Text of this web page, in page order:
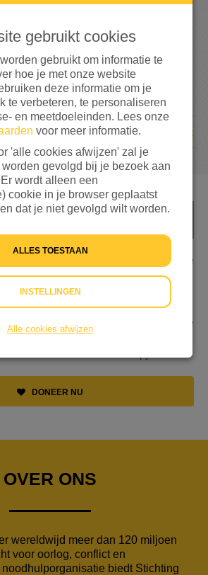
18
dit jaar meedoen aan de nacht van de
ging deze niet door. Nu maken
Samen maken wij
verkopen voor €7,50. De winst, €5
Wil jij ook een mondkapje
op onze website:
mondkapjes
DONEER NU
OVER ONS
wereldwijd meer dan 120 miljoen
voor oorlog, conflict en
biedt Stichting
gebruikt cookies
gebruikt om informatie te
hoe je met onze website
deze informatie om je
te verbeteren, te personaliseren
en meetdoeleinden. Lees onze
voor meer informatie.
'alle cookies afwijzen' zal je
gevolgd bij je bezoek aan
wordt alleen een
cookie in je browser geplaatst
dat je niet gevolgd wilt worden.
ALLES TOESTAAN
INSTELLINGEN
Alle cookies afwijzen